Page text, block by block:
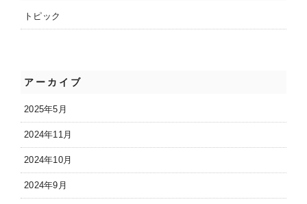
トピック
アーカイブ
2025年5月
2024年11月
2024年10月
2024年9月